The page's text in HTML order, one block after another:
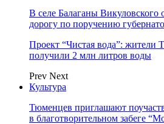
В селе Балаганы Викуловского
дорогу по поручению
Проект “Чистая вода”: жители
получили 2 млн литров воды
Prev Next
Культура
Тюменцев приглашают
в благотворительном забеге